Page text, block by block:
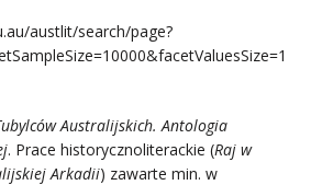
austlit/search/page?
Australijskich. Antologia
. Prace historycznoliterackie (Raj w
Arkadii) zawarte min. w